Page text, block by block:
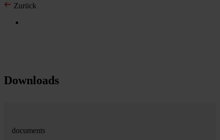
Zurück
Downloads
documents